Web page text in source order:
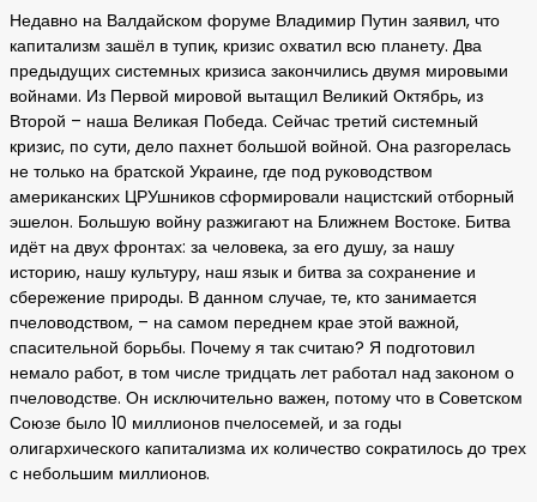
Недавно на Валдайском форуме Владимир Путин заявил, что
капитализм зашёл в тупик, кризис охватил всю планету. Два
предыдущих системных кризиса закончились двумя мировыми
войнами. Из Первой мировой вытащил Великий Октябрь, из
Второй – наша Великая Победа. Сейчас третий системный
кризис, по сути, дело пахнет большой войной. Она разгорелась
не только на братской Украине, где под руководством
американских ЦРУшников сформировали нацистский отборный
эшелон. Большую войну разжигают на Ближнем Востоке. Битва
идёт на двух фронтах: за человека, за его душу, за нашу
историю, нашу культуру, наш язык и битва за сохранение и
сбережение природы. В данном случае, те, кто занимается
пчеловодством, – на самом переднем крае этой важной,
спасительной борьбы. Почему я так считаю? Я подготовил
немало работ, в том числе тридцать лет работал над законом о
пчеловодстве. Он исключительно важен, потому что в Советском
Союзе было 10 миллионов пчелосемей, и за годы
олигархического капитализма их количество сократилось до трех
с небольшим миллионов.